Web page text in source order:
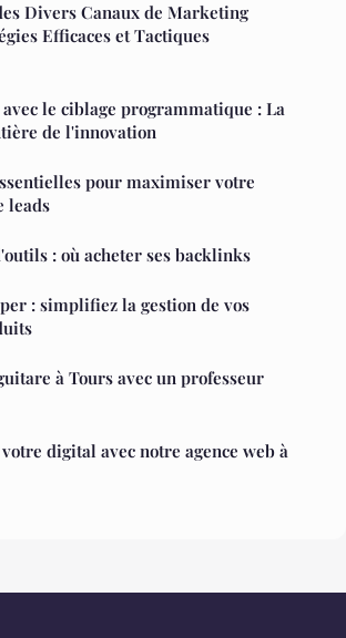
Divers Canaux de Marketing
Efficaces et Tactiques
le ciblage programmatique : La
de l'innovation
pour maximiser votre
leads
: où acheter ses backlinks
: simplifiez la gestion de vos
à Tours avec un professeur
digital avec notre agence web à